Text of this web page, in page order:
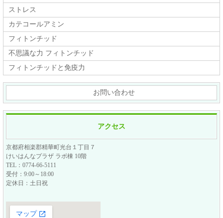
ストレス
カテコールアミン
フィトンチッド
不思議な力 フィトンチッド
フィトンチッドと免疫力
お問い合わせ
アクセス
京都府相楽郡精華町光台１丁目７
けいはんなプラザ ラボ棟 10階
TEL：0774-66-5111
受付：9:00～18:00
定休日：土日祝